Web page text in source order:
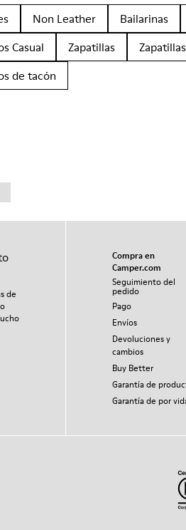
Non Leather Bailarinas
Casual
Zapatillas
de tacón
de
Compra en
Camper.com
Seguimiento del
pedido
Pago
Envíos
Devoluciones y
cambios
Buy Better
Garantía de
Garantía de por